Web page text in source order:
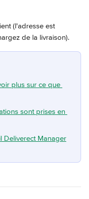
(l'adresse est
de la livraison).
plus sur ce que
sont prises en
Deliverect Manager